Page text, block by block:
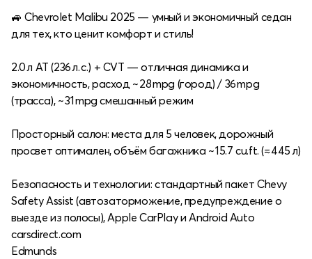
🚙 Chevrolet Malibu 2025 — умный и экономичный седан
для тех, кто ценит комфорт и стиль!
2.0 л AT (236 л. с.) + CVT — отличная динамика и
экономичность, расход ~ 28 mpg (город) / 36 mpg
(трасса), ~ 31 mpg смешанный режим
Просторный салон: места для 5 человек, дорожный
просвет оптимален, объём багажника ~ 15.7 cu.ft. (≈ 445 л)
Безопасность и технологии: стандартный пакет Chevy
Safety Assist (автозаторможение, предупреждение о
выезде из полосы), Apple CarPlay и Android Auto
carsdirect.com
Edmunds